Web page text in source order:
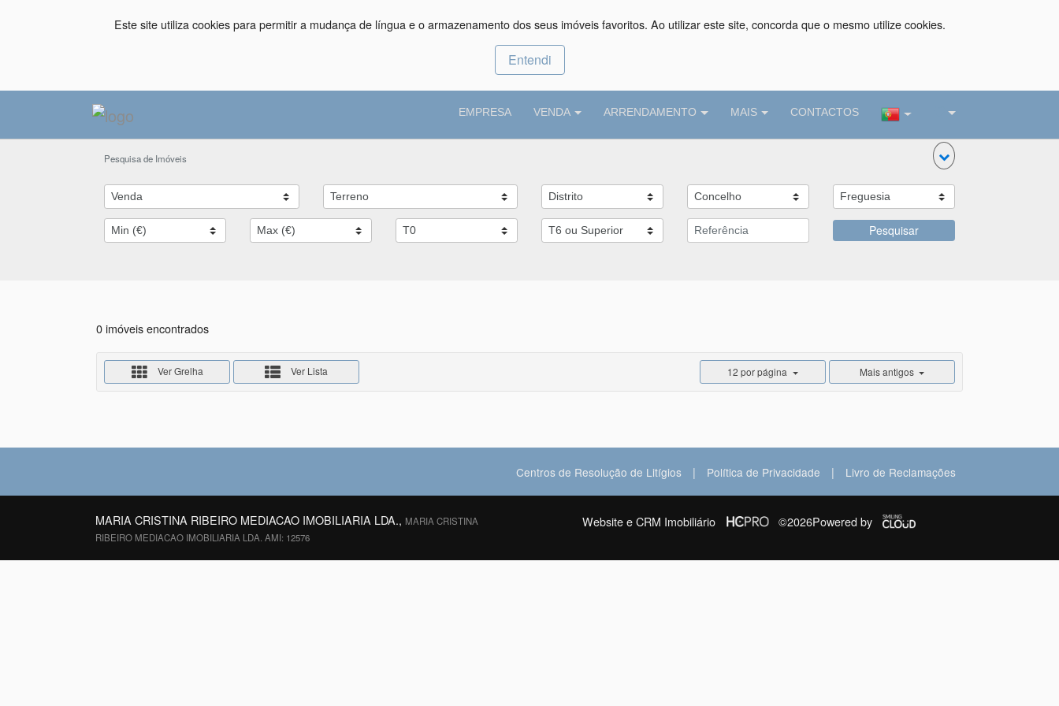
Este site utiliza cookies para permitir a mudança de língua e o armazenamento dos seus imóveis favoritos. Ao utilizar este site, concorda que o mesmo utilize cookies.
Entendi
EMPRESA VENDA ARRENDAMENTO MAIS CONTACTOS
Pesquisa de Imóveis
Pesquisar
0 imóveis encontrados
Ver Grelha Ver Lista 12 por página Mais antigos
Centros de Resolução de Litígios | Política de Privacidade | Livro de Reclamações
MARIA CRISTINA RIBEIRO MEDIACAO IMOBILIARIA LDA., MARIA CRISTINA
RIBEIRO MEDIACAO IMOBILIARIA LDA. AMI: 12576
Website e CRM Imobiliário ©2026Powered by